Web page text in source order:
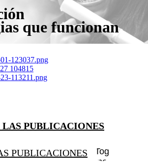
que funcionan
LAS PUBLICACIONES
PUBLICACIONES
Toggle
menu